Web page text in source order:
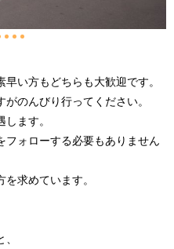
4567
い方もどちらも大歓迎です。
のんびり行ってください。
ます。
フォローする必要もありません
求めています。